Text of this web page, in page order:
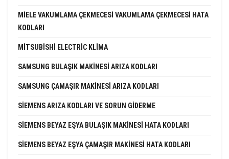
MIELE VAKUMLAMA ÇEKMECESI VAKUMLAMA ÇEKMECESI HATA
KODLARI
MITSUBISHI ELECTRIC KLIMA
SAMSUNG BULAŞIK MAKINESI ARIZA KODLARI
SAMSUNG ÇAMAŞIR MAKINESI ARIZA KODLARI
SIEMENS ARIZA KODLARI VE SORUN GIDERME
SIEMENS BEYAZ EŞYA BULAŞIK MAKINESI HATA KODLARI
SIEMENS BEYAZ EŞYA ÇAMAŞIR MAKINESI HATA KODLARI